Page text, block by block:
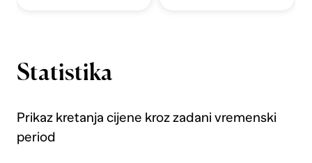
Statistika
Prikaz kretanja cijene kroz zadani vremenski
period